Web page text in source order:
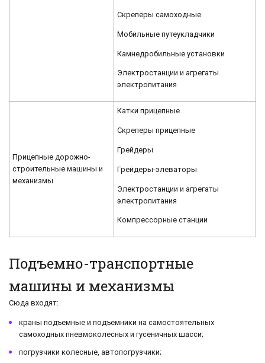
Скреперы самоходные
Мобильные путеукладчики
Камнедробильные установки
Электростанции и агрегаты
электропитания
Прицепные дорожно-
строительные машины и
механизмы
Катки прицепные
Скреперы прицепные
Грейдеры
Грейдеры-элеваторы
Электростанции и агрегаты
электропитания
Компрессорные станции
Подъемно-транспортные
машины и механизмы
Сюда входят:
краны подъемные и подъемники на самостоятельных
самоходных пневмоколесных и гусеничных шасси;
погрузчики колесные, автопогрузчики;